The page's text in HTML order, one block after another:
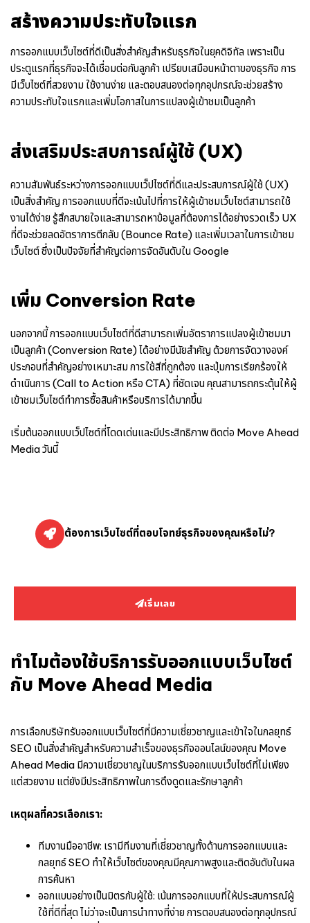
สร้างความประทับใจแรก
การออกแบบเว็บไซต์ที่ดีเป็นสิ่งสำคัญสำหรับธุรกิจในยุคดิจิทัล เพราะเป็น
ประตูแรกที่ธุรกิจจะได้เชื่อมต่อกับลูกค้า เปรียบเสมือนหน้าตาของธุรกิจ การ
มีเว็บไซต์ที่สวยงาม ใช้งานง่าย และตอบสนองต่อทุกอุปกรณ์จะช่วยสร้าง
ความประทับใจแรกและเพิ่มโอกาสในการแปลงผู้เข้าชมเป็นลูกค้า
ส่งเสริมประสบการณ์ผู้ใช้ (UX)
ความสัมพันธ์ระหว่างการออกแบบเว็ปไซต์ที่ดีและประสบการณ์ผู้ใช้ (UX)
เป็นสิ่งสำคัญ การออกแบบที่ดีจะเน้นไปที่การให้ผู้เข้าชมเว็บไซต์สามารถใช้
งานได้ง่าย รู้สึกสบายใจและสามารถหาข้อมูลที่ต้องการได้อย่างรวดเร็ว UX
ที่ดีจะช่วยลดอัตราการตีกลับ (Bounce Rate) และเพิ่มเวลาในการเข้าชม
เว็บไซต์ ซึ่งเป็นปัจจัยที่สำคัญต่อการจัดอันดับใน Google
เพิ่ม Conversion Rate
นอกจากนี้ การออกแบบเว็บไซต์ที่ดีสามารถเพิ่มอัตราการแปลงผู้เข้าชมมา
เป็นลูกค้า (Conversion Rate) ได้อย่างมีนัยสำคัญ ด้วยการจัดวางองค์
ประกอบที่สำคัญอย่างเหมาะสม การใช้สีที่ถูกต้อง และปุ่มการเรียกร้องให้
ดำเนินการ (Call to Action หรือ CTA) ที่ชัดเจน คุณสามารถกระตุ้นให้ผู้
เข้าชมเว็บไซต์ทำการซื้อสินค้าหรือบริการได้มากขึ้น
เริ่มต้นออกแบบเว็ปไซต์ที่โดดเด่นและมีประสิทธิภาพ ติดต่อ Move Ahead
Media วันนี้
ต้องการเว็บไซต์ที่ตอบโจทย์ธุรกิจของคุณหรือไม่?
เริ่มเลย
ทำไมต้องใช้บริการรับออกแบบเว็บไซต์
กับ Move Ahead Media
การเลือกบริษัทรับออกแบบเว็บไซต์ที่มีความเชี่ยวชาญและเข้าใจในกลยุทธ์
SEO เป็นสิ่งสำคัญสำหรับความสำเร็จของธุรกิจออนไลน์ของคุณ Move
Ahead Media มีความเชี่ยวชาญในบริการรับออกแบบเว็บไซต์ที่ไม่เพียง
แต่สวยงาม แต่ยังมีประสิทธิภาพในการดึงดูดและรักษาลูกค้า
เหตุผลที่ควรเลือกเรา:
ทีมงานมืออาชีพ: เรามีทีมงานที่เชี่ยวชาญทั้งด้านการออกแบบและ
กลยุทธ์ SEO ทำให้เว็บไซต์ของคุณมีคุณภาพสูงและติดอันดับในผล
การค้นหา
ออกแบบอย่างเป็นมิตรกับผู้ใช้: เน้นการออกแบบที่ให้ประสบการณ์ผู้
ใช้ที่ดีที่สุด ไม่ว่าจะเป็นการนำทางที่ง่าย การตอบสนองต่อทุกอุปกรณ์